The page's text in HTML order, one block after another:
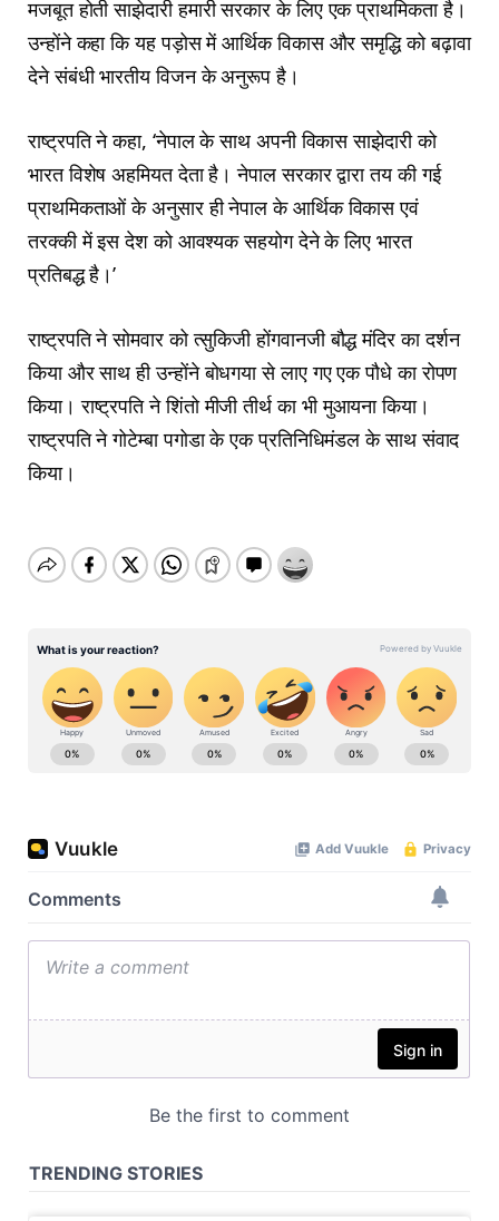
मजबूत होती साझेदारी हमारी सरकार के लिए एक प्राथमिकता है।
उन्‍होंने कहा कि यह पड़ोस में आर्थिक विकास और समृद्धि‍ को बढ़ावा
देने संबंधी भारतीय विजन के अनुरूप है।
राष्‍ट्रपति ने कहा, ‘नेपाल के साथ अपनी विकास साझेदारी को
भारत विशेष अहमियत देता है। नेपाल सरकार द्वारा तय की गई
प्राथमि‍कताओं के अनुसार ही नेपाल के आर्थिक विकास एवं
तरक्‍की में इस देश को आवश्‍यक सहयोग देने के लिए भारत
प्रतिबद्ध है।’
राष्‍ट्रपति ने सोमवार को त्सुकिजी होंगवानजी बौद्ध मंदिर का दर्शन
किया और साथ ही उन्‍होंने बोधगया से लाए गए एक पौधे का रोपण
किया। राष्‍ट्रपति ने शिंतो मीजी तीर्थ का भी मुआयना किया।
राष्‍ट्रपति ने गोटेम्बा पगोडा के एक प्रतिनि‍धिमंडल के साथ संवाद
किया।